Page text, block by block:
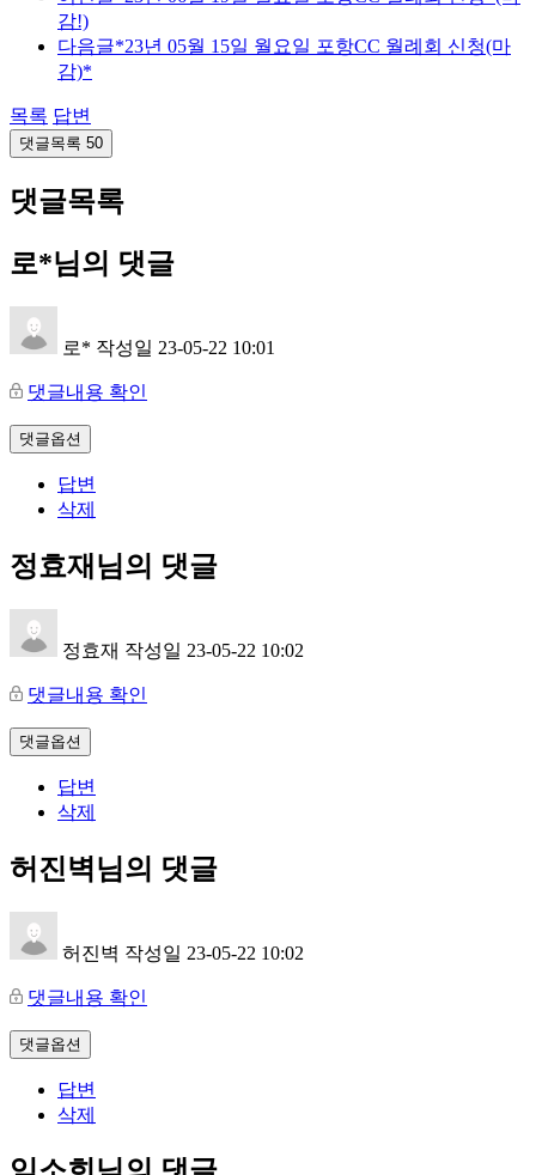
감!)
다음글*23년 05월 15일 월요일 포항CC 월례회 신청(마
감)*
목록 답변
댓글목록 50
댓글목록
로*님의 댓글
로* 작성일 23-05-22 10:01
댓글내용 확인
댓글옵션
답변
삭제
정효재님의 댓글
정효재 작성일 23-05-22 10:02
댓글내용 확인
댓글옵션
답변
삭제
허진벽님의 댓글
허진벽 작성일 23-05-22 10:02
댓글내용 확인
댓글옵션
답변
삭제